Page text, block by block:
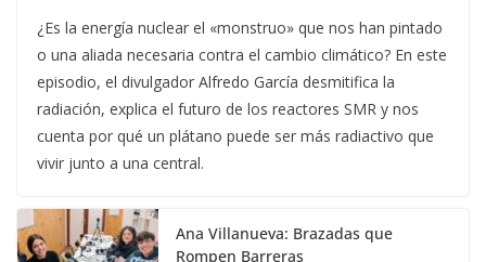
¿Es la energía nuclear el «monstruo» que nos han pintado
o una aliada necesaria contra el cambio climático? En este
episodio, el divulgador Alfredo García desmitifica la
radiación, explica el futuro de los reactores SMR y nos
cuenta por qué un plátano puede ser más radiactivo que
vivir junto a una central.
Ana Villanueva: Brazadas que
Rompen Barreras